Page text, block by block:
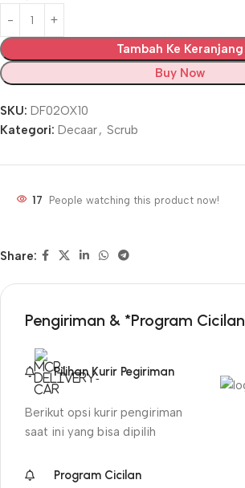
Tambah Ke Keranjang
Buy Now
SKU: DF02OX10
Kategori: Decaar, Scrub
17 People watching this product now!
Share:
Pengiriman & *Program Cicilan
Pilihan Kurir Pegiriman
Berikut opsi kurir pengiriman
saat ini yang bisa dipilih
Program Cicilan